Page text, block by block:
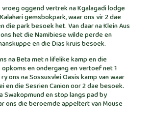
vroeg oggend vertrek na Kgalagadi lodge
gemsbokpark, waar ons vir 2 dae
die park besoek het. Van daar na Klein Aus
het die Namibiese wilde perde en
en die Dias kruis besoek.
na Beta met n lifelike kamp en die
en ondergang en vertoef net 1
ons na Sossusvlei Oasis kamp van waar
en die Sesrien Canion oor 2 dae besoek.
Swakopmund en stop langs pad by
ons die beroemde appeltert van Mouse